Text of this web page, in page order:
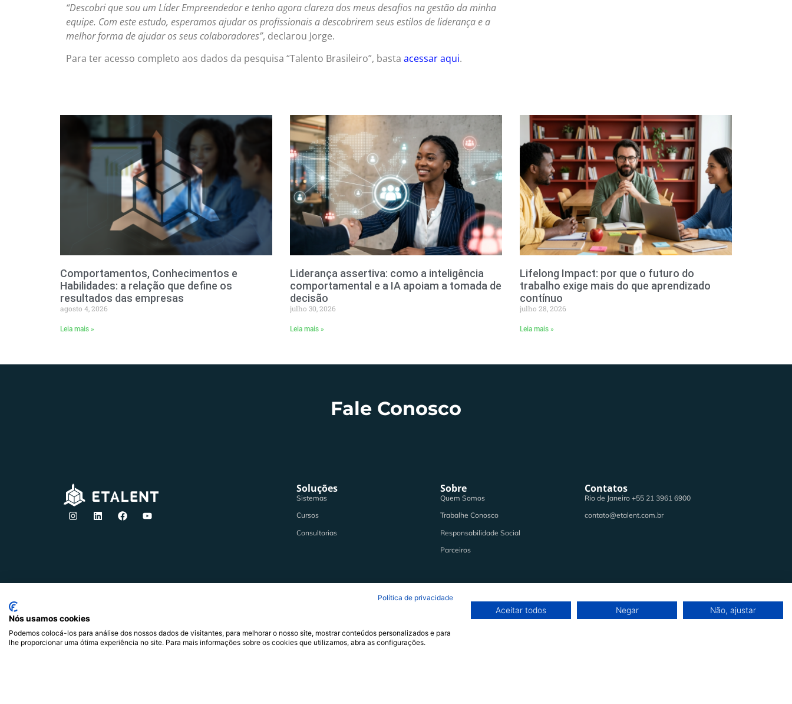
“Descobri que sou um Líder Empreendedor e tenho agora clareza dos meus desafios na gestão da minha
equipe. Com este estudo, esperamos ajudar os profissionais a descobrirem seus estilos de liderança e a
melhor forma de ajudar os seus colaboradores”, declarou Jorge.
Para ter acesso completo aos dados da pesquisa “Talento Brasileiro”, basta acessar aqui.
Comportamentos, Conhecimentos e
Habilidades: a relação que define os
resultados das empresas
agosto 4, 2026
Leia mais »
Liderança assertiva: como a inteligência
comportamental e a IA apoiam a tomada de
decisão
julho 30, 2026
Leia mais »
Lifelong Impact: por que o futuro do
trabalho exige mais do que aprendizado
contínuo
julho 28, 2026
Leia mais »
Fale Conosco
Soluções
Sistemas
Cursos
Consultorias
Sobre
Quem Somos
Trabalhe Conosco
Responsabilidade Social
Parceiros
Contatos
Rio de Janeiro +55 21 3961 6900
contato@etalent.com.br
Alavancar pessoas e
comportamento
Política de privacidade
Nós usamos cookies
Podemos colocá-los para análise dos nossos dados de visitantes, para melhorar o nosso site, mostrar conteúdos personalizados e para
lhe proporcionar uma ótima experiência no site. Para mais informações sobre os cookies que utilizamos, abra as configurações.
Aceitar todos Negar Não, ajustar